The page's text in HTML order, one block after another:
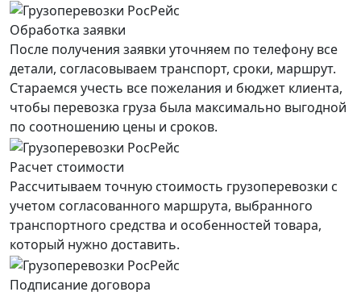
Обработка заявки
После получения заявки уточняем по телефону все
детали, согласовываем транспорт, сроки, маршрут.
Стараемся учесть все пожелания и бюджет клиента,
чтобы перевозка груза была максимально выгодной
по соотношению цены и сроков.
Расчет стоимости
Рассчитываем точную стоимость грузоперевозки с
учетом согласованного маршрута, выбранного
транспортного средства и особенностей товара,
который нужно доставить.
Подписание договора